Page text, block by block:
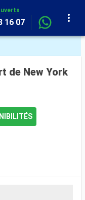
16 07
de New York